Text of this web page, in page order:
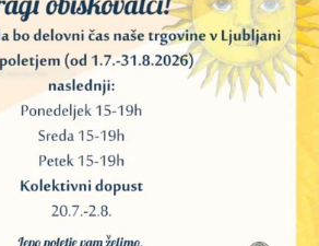
DODAJ V KOŠARICO